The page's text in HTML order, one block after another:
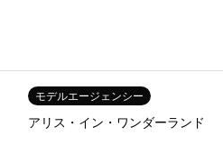
モデルエージェンシー
アリス・イン・ワンダーランド